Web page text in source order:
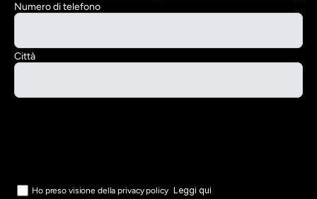
Numero di telefono
Città
Ho preso visione della privacy policy Leggi qui